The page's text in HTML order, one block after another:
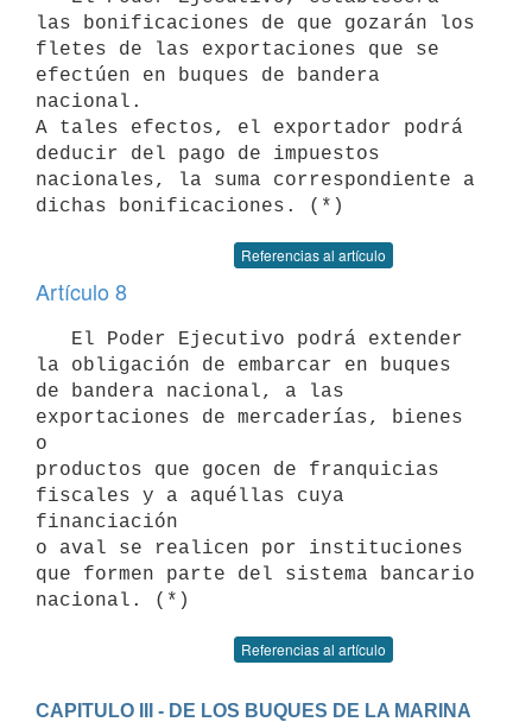
las bonificaciones de que gozarán los
fletes de las exportaciones que se
efectúen en buques de bandera
nacional.
A tales efectos, el exportador podrá
deducir del pago de impuestos
nacionales, la suma correspondiente a
Referencias al artículo
Artículo 8
la obligación de embarcar en buques
de bandera nacional, a las
exportaciones de mercaderías, bienes
o
productos que gocen de franquicias
fiscales y a aquéllas cuya
financiación
o aval se realicen por instituciones
que formen parte del sistema bancario
Referencias al artículo
CAPITULO III - DE LOS BUQUES DE LA MARINA